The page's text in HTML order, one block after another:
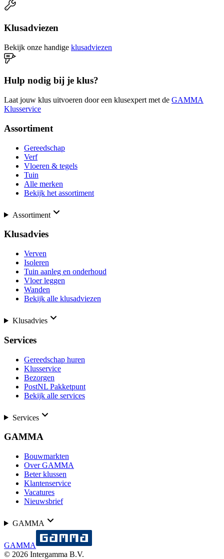
Klusadviezen
Bekijk onze handige klusadviezen
Hulp nodig bij je klus?
Laat jouw klus uitvoeren door een klusexpert met de GAMMA
Klusservice
Assortiment
Gereedschap
Verf
Vloeren & tegels
Tuin
Alle merken
Bekijk het assortiment
Assortiment
Klusadvies
Verven
Isoleren
Tuin aanleg en onderhoud
Vloer leggen
Wanden
Bekijk alle klusadviezen
Klusadvies
Services
Gereedschap huren
Klusservice
Bezorgen
PostNL Pakketpunt
Bekijk alle services
Services
GAMMA
Bouwmarkten
Over GAMMA
Beter klussen
Klantenservice
Vacatures
Nieuwsbrief
GAMMA
GAMMA
© 2026 Intergamma B.V.